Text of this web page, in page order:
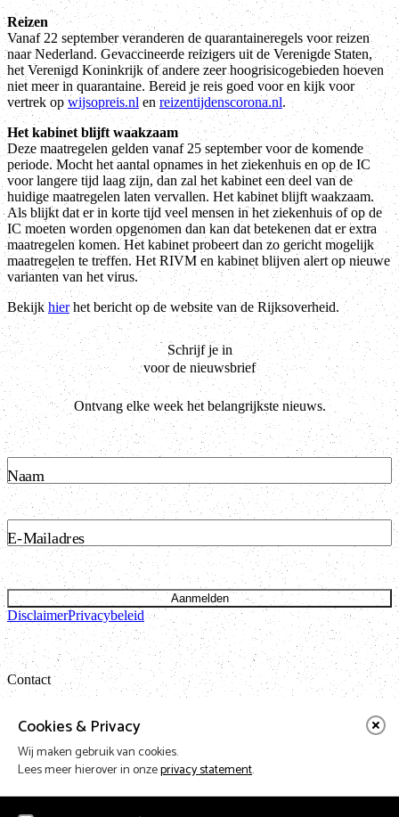
Cookies & Privacy
Wij maken gebruik van cookies.
Lees meer hierover in onzeprivacy statement.
Reizen
Vanaf 22 september veranderen de quarantaineregels voor reizen
naar Nederland. Gevaccineerde reizigers uit de Verenigde Staten,
het Verenigd Koninkrijk of andere zeer hoogrisicogebieden hoeven
niet meer in quarantaine. Bereid je reis goed voor en kijk voor
vertrek op wijsopreis.nlenreizentijdenscorona.nl.
Het kabinet blijft waakzaam
Deze maatregelen gelden vanaf 25 september voor de komende
periode. Mocht het aantal opnames in het ziekenhuis en op de IC
voor langere tijd laag zijn, dan zal het kabinet een deel van de
huidige maatregelen laten vervallen. Het kabinet blijft waakzaam.
Als blijkt dat er in korte tijd veel mensen in het ziekenhuis of op de
IC moeten worden opgenomen dan kan dat betekenen dat er extra
maatregelen komen. Het kabinet probeert dan zo gericht mogelijk
maatregelen te treffen. Het RIVM en kabinet blijven alert op nieuwe
varianten van het virus.
Bekijkhierhet bericht op de website van de Rijksoverheid.
Schrijf je in
voor de nieuwsbrief
Ontvang elke week het belangrijkste nieuws.
Naam
E-Mailadres
Aanmelden
DisclaimerPrivacybeleid
Contact
Bataviastraat 24 unit 1.13
t: 020 421 50 05 e: info@vnpf.nl